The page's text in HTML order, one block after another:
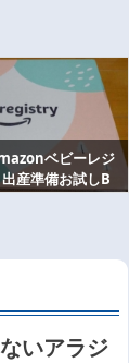

次へ

検索
ベビーレジ
産準備お試しB
いアラジ